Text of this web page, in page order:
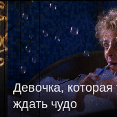
Девочка,
ждать чудо